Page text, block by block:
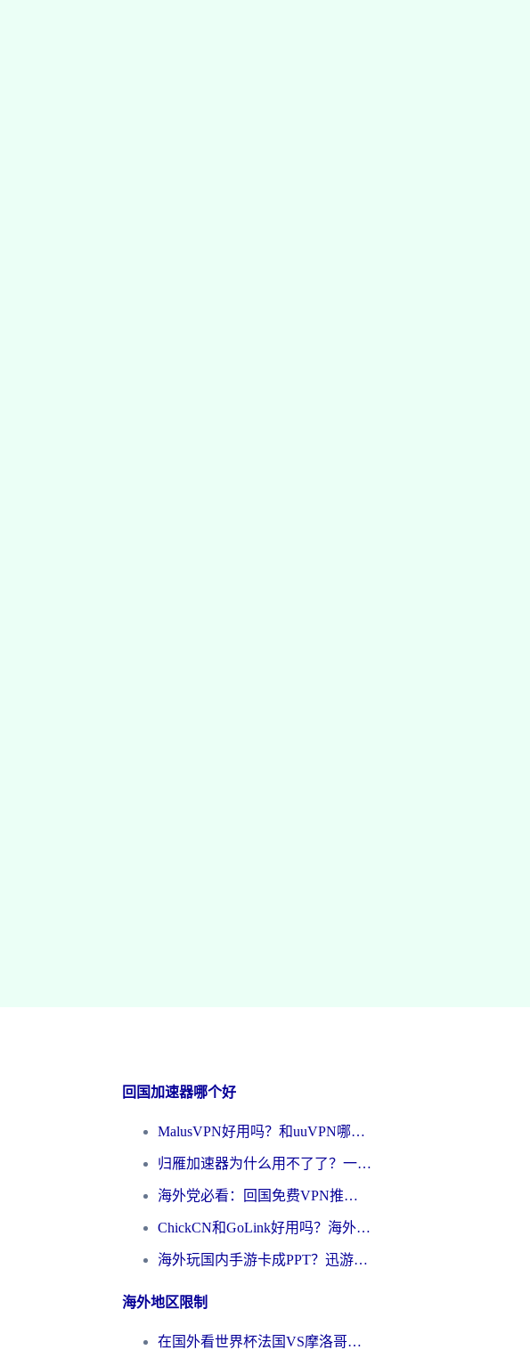
回国加速器哪个好
MalusVPN好用吗？和uuVPN哪个好？海外党无缝访问国内资源的真实对比与选择指南
归雁加速器为什么用不了了？一位海外游子的真实困惑与技术解答
海外党必看：回国免费VPN推荐？别踩坑！教你选对加速器无缝刷国内资源
ChickCN和GoLink好用吗？海外党如何选对回国加速器
海外玩国内手游卡成PPT？迅游和奇游手游哪个好？一篇讲透回国加速器怎么选
海外地区限制
在国外看世界杯法国VS摩洛哥地区限制？这篇指南让你流畅看中文解说无压力